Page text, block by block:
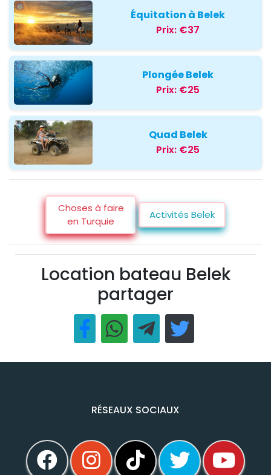
Équitation à Belek
Prix: €37
Plongée Belek
Prix: €25
Quad Belek
Prix: €25
Choses à faire
en Turquie
Activités Belek
Location bateau Belek
partager
RÉSEAUX SOCIAUX